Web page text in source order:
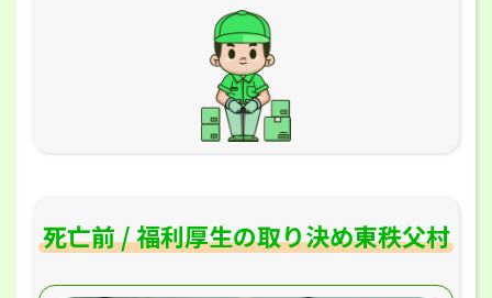
死亡前 / 福利厚生の取り決め東秩父村